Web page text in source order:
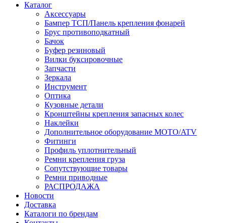
Каталог
Аксессуары
Бампер ТСП/Панель крепления фонарей
Брус противоподкатный
Бачок
Буфер резиновый
Вилки буксировочные
Запчасти
Зеркала
Инструмент
Оптика
Кузовные детали
Кронштейны крепления запасных колес
Наклейки
Дополнительное оборудование MOTO/ATV
Фитинги
Профиль уплотнительный
Ремни крепления груза
Сопутствующие товары
Ремни приводные
РАСПРОДАЖА
Новости
Доставка
Каталоги по брендам